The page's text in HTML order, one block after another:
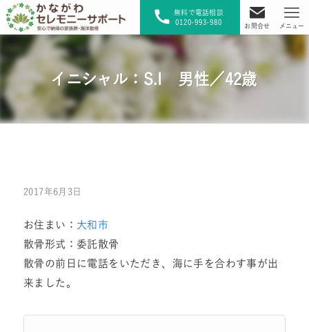
無料で電話相談
0120-993-980
お問合せ メニュー
イニシャル：S.I 男性／42歳
2017年6月3日
お住まい： 大和市
散骨形式：委託散骨
散骨の前日に電話をいただき、海に手を合わす事が出
来ました。